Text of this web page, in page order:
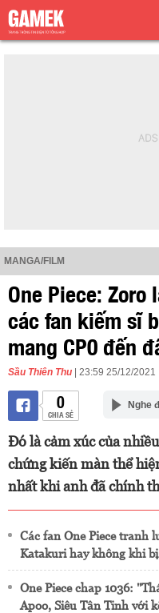
MANGA/FILM
One Piece:
các fan kiếm sĩ
mang CP0 đến
Sầu Thiên Thu | 23:59 25/12/2021
0
CHIA SẺ
Nghe
Đó là cảm xúc của
chứng kiến màn thể
nhất khi anh đã chính
Các fan One Piece tranh
Katakuri hay không khi
One Piece chap 1036:
Apoo, Siêu Tân Tinh với